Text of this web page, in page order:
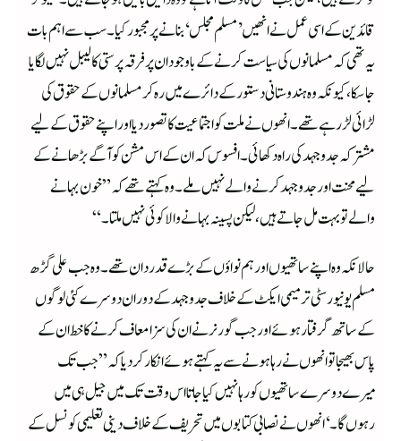
قائدین کے اسی عمل نے انھیں ’مسلم مجلس‘ بنا نے پر مجبور کیا۔ سب سے اہم بات
یہ تھی کہ مسلمانوں کی سیاست کرنے کے باوجود ان پر فرقہ پرستی کا لیبل نہیں لگایا
جاسکا، کیونکہ وہ ہندوستانی دستور کے دائرے میں رہ کر مسلمانوں کے حقوق کی
لڑائی لڑرہے تھے۔انھوں نے ملت کو اجتماعیت کا تصور دیا اور اپنے حقوق کے لیے
مشترکہ جدوجہد کی راہ دکھائی۔ افسوس کہ ان کے اس مشن کو آگے بڑھانے کے
لیے محنت اور جدوجہد کرنے والے نہیں ملے۔ وہ کہتے تھے کہ ”خون بہانے
والے تو بہت مل جاتے ہیں، لیکن پسینہ بہانے والا کوئی نہیں ملتا۔“
حالانکہ وہ اپنے ساتھیوں اور ہم نواؤں کے بڑے قدردان تھے۔وہ جب علی گڑھ
مسلم یونیورسٹی ترمیمی ایکٹ کے خلاف جدوجہد کے دوران دوسرے کئی لوگوں
کے ساتھ گرفتار ہوئے اور جب گورنر نے ان کی سزا معاف کرنے کا خط ان کے
پاس بھیجا تو انھوں نے رہا ہونے سے یہ کہتے ہوئے انکار کردیا کہ ”جب تک
میرے دوسرے ساتھیوں کو رہا نہیں کیا جاتا اس وقت تک میں جیل ہی میں
رہوں گا۔‘ انھوں نے نصابی کتابوں میں تحریف کے خلاف دینی تعلیمی کونسل کے